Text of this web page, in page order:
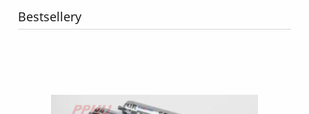
Bestsellery